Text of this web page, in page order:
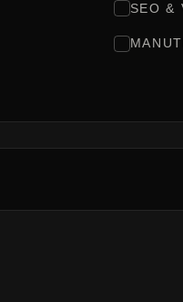
SEO &